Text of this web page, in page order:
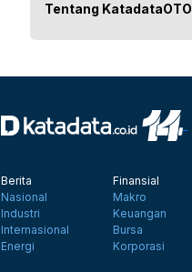
Tentang KatadataOTO
Berita
Nasional
Industri
Internasional
Energi
Finansial
Makro
Keuangan
Bursa
Korporasi